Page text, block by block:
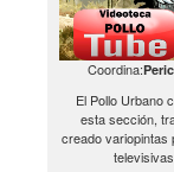
Coordina:
El Pollo Urbano
esta sección,
creado variopintas